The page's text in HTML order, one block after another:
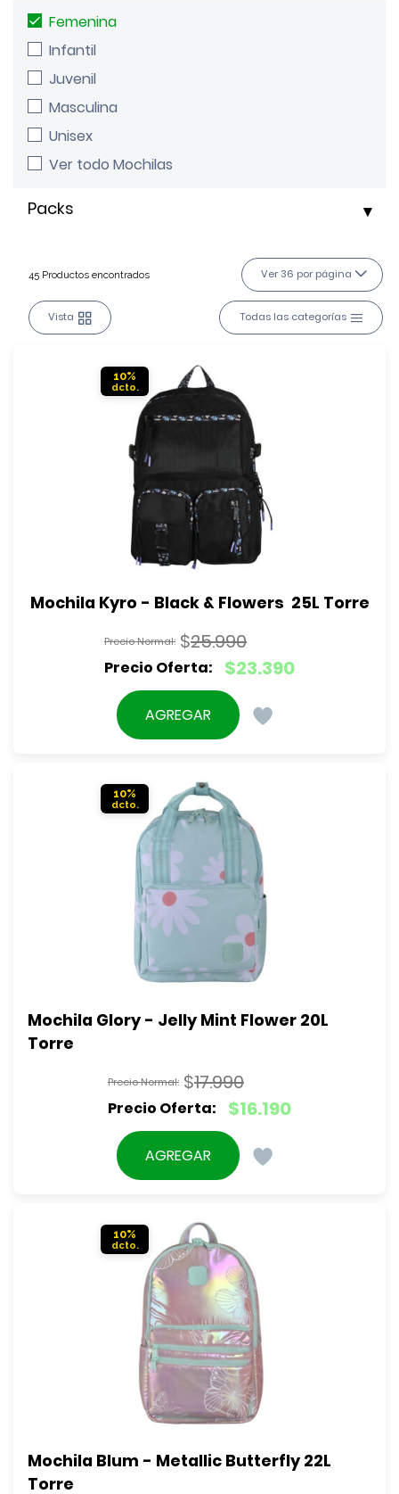
Femenina
Infantil
Juvenil
Masculina
Unisex
Ver todo Mochilas
Packs
45 Productos encontrados Ver 36 por página
Vista Todas las categorías
10%
Mochila Kyro - Black & Flowers  25L Torre
$25.990
El
precio
original
$23.390
El
precio
actual
AGREGAR
10%
Mochila Glory - Jelly Mint Flower 20L
Torre
$17.990
El
precio
original
$16.190
El
precio
actual
$16.190.
AGREGAR
10%
Mochila Blum - Metallic Butterfly 22L
Torre